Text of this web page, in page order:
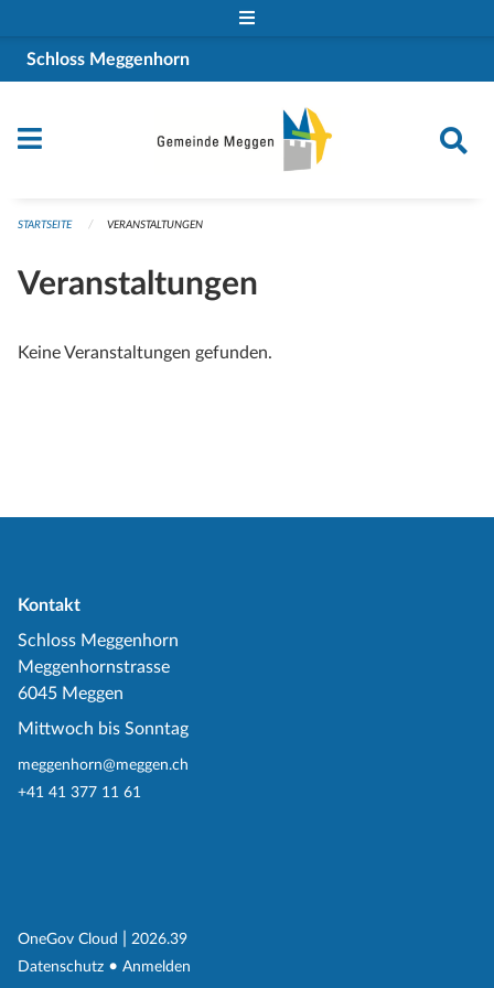
Schloss Meggenhorn
STARTSEITE VERANSTALTUNGEN
Veranstaltungen
Keine Veranstaltungen gefunden.
Kontakt
Schloss Meggenhorn
Meggenhornstrasse
6045 Meggen
Mittwoch bis Sonntag
meggenhorn@meggen.ch
+41 41 377 11 61
OneGov Cloud (External Link)
2026.39
Datenschutz (External Link)
Anmelden